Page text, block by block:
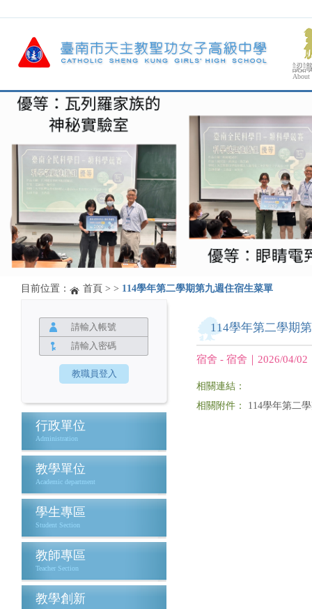
認
About
目前位置： 首頁 > > 114學年第二學期第九週住宿生菜單
行政單位
Administration
教學單位
Academic department
學生專區
Student Section
教師專區
Teacher Section
教學創新
114學年第二學期
宿舍 - 宿舍｜2026/04/02
相關連結：
相關附件： 114學年第二